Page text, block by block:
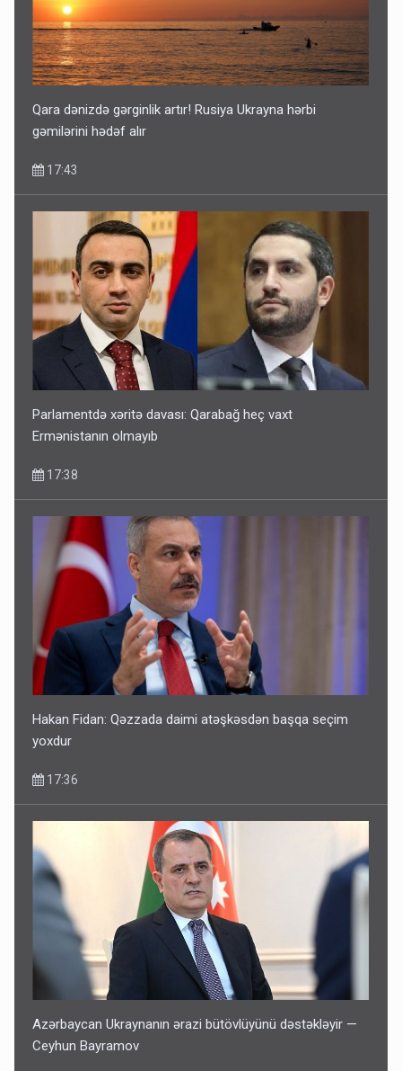
Qara dənizdə gərginlik artır! Rusiya Ukrayna hərbi
gəmilərini hədəf alır
17:43
Parlamentdə xəritə davası: Qarabağ heç vaxt
Ermənistanın olmayıb
17:38
Hakan Fidan: Qəzzada daimi atəşkəsdən başqa seçim
yoxdur
17:36
Azərbaycan Ukraynanın ərazi bütövlüyünü dəstəkləyir —
Ceyhun Bayramov